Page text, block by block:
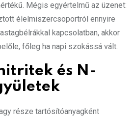
Mégis egyértelmű az üzenet:
élelmiszercsoportról ennyire
kapcsolatban, akkor
főleg ha napi szokássá vált.
és N-
része tartósítóanyagként